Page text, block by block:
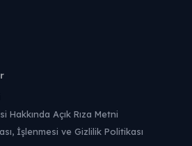
Açık Rıza Metni
İşlenmesi ve Gizlilik Politikası